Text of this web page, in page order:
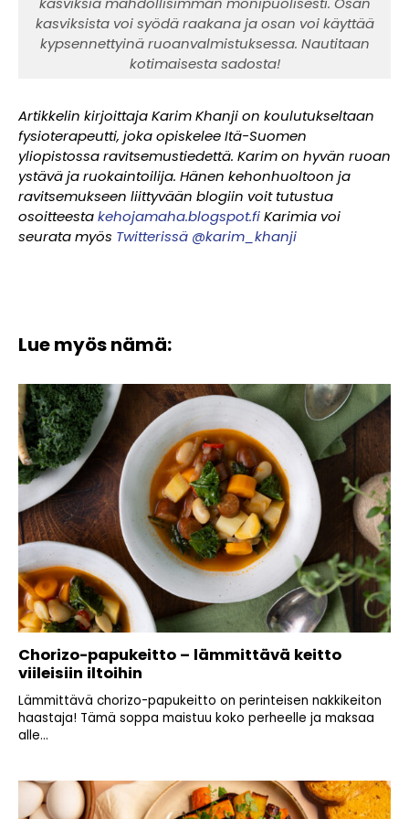
kasviksista voi syödä raakana ja osan voi käyttää
kypsennettyinä ruoanvalmistuksessa. Nautitaan
kotimaisesta sadosta!
Artikkelin kirjoittaja Karim Khanji on koulutukseltaan
fysioterapeutti, joka opiskelee Itä-Suomen
yliopistossa ravitsemustiedettä. Karim on hyvän ruoan
ystävä ja ruokaintoilija. Hänen kehonhuoltoon ja
ravitsemukseen liittyvään blogiin voit tutustua
osoitteestakehojamaha.blogspot.fiKarimia voi
seurata myös Twitterissä @karim_khanji
Lue myös nämä:
Chorizo-papukeitto – lämmittävä keitto
viileisiin iltoihin
Lämmittävä chorizo-papukeitto on perinteisen nakkikeiton
haastaja! Tämä soppa maistuu koko perheelle ja maksaa
alle...